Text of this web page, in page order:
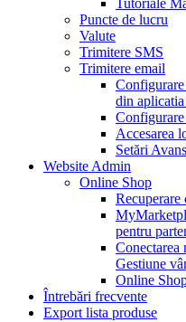
Tutoriale
Puncte de lucru
Valute
Trimitere SMS
Trimitere email
din
Accesarea
Setări
Website Admin
Online Shop
Recuperare
pentru
Gestiune
Online
Întrebări frecvente
Export lista produse